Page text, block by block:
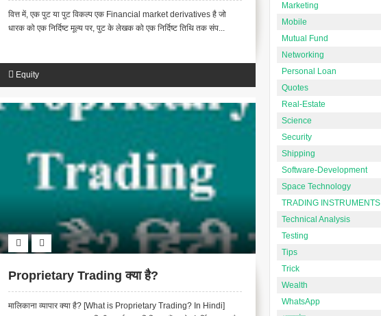
वित्त में, एक पुट या पुट विकल्प एक Financial market derivatives है जो
धारक को एक निर्दिष्ट मूल्य पर, पुट के लेखक को एक निर्दिष्ट तिथि तक संप...
Equity
Proprietary Trading क्या है?
मालिकाना व्यापार क्या है? [What is Proprietary Trading? In Hindi]
Marketing
Mobile
Mutual Fund
Networking
Personal Loan
Quotes
Real-Estate
Science
Security
Shipping
Software-Development
Space Technology
TRADING INSTRUMENTS
Technical Analysis
Testing
Tips
Trick
Wealth
WhatsApp